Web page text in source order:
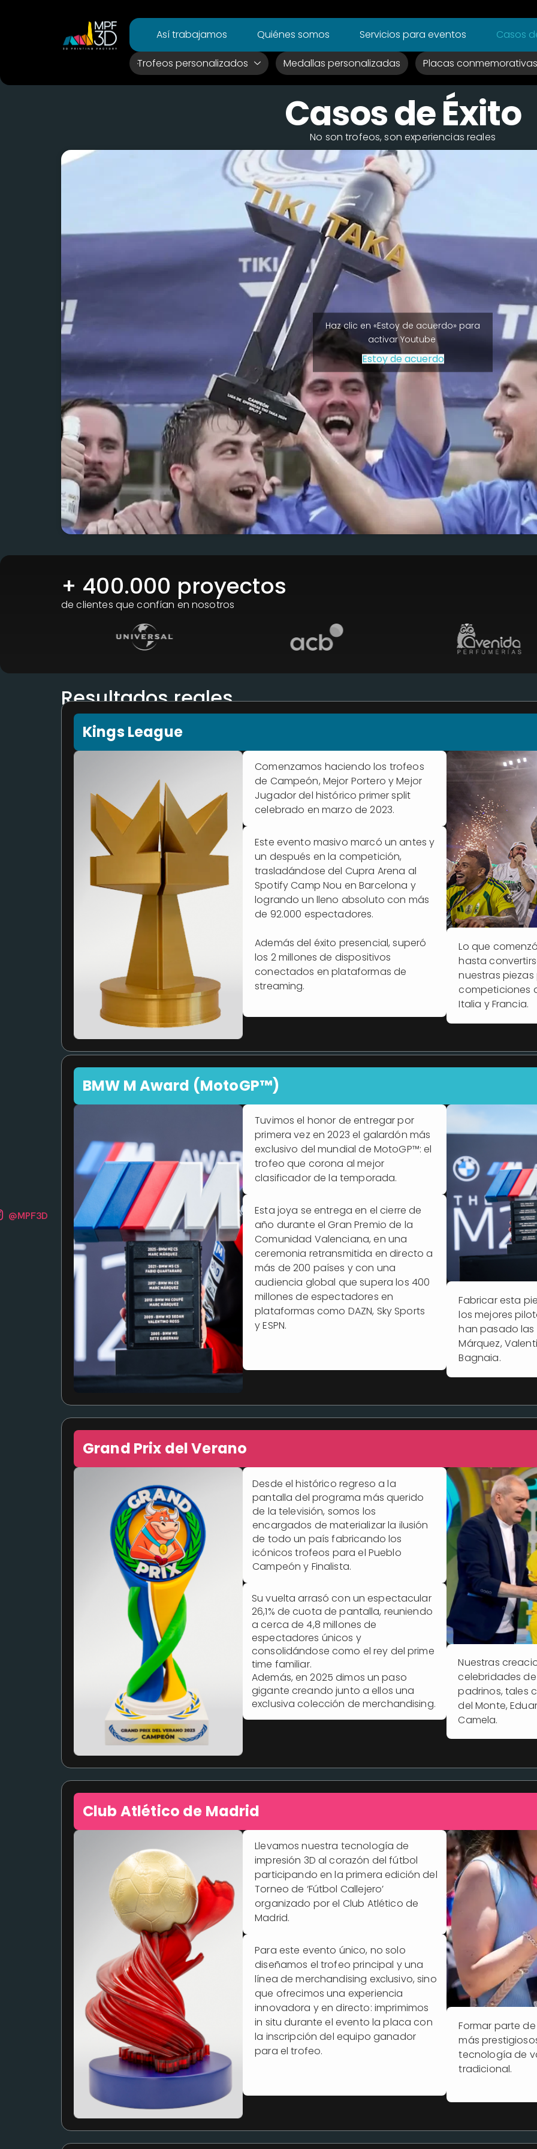
Así trabajamos Quiénes somos Servicios para eventos Casos
Trofeos personalizados Medallas personalizadas Placas conmemorativas
Casos de Éxito
No son trofeos, son experiencias reales
Haz clic en «Estoy de acuerdo» para
activar Youtube
Estoy de acuerdo
+ 400.000 proyectos
de clientes que confían en nosotros
Resultados reales
Kings League
Comenzamos haciendo los trofeos
de Campeón, Mejor Portero y Mejor
Jugador del histórico primer split
celebrado en marzo de 2023.
Este evento masivo marcó un antes y
un después en la competición,
trasladándose del Cupra Arena al
Spotify Camp Nou en Barcelona y
logrando un lleno absoluto con más
de 92.000 espectadores.
Además del éxito presencial, superó
los 2 millones de dispositivos
conectados en plataformas de
streaming.
Lo que
hasta
nuestras
competiciones
Italia y Francia.
BMW M Award (MotoGP™)
Tuvimos el honor de entregar por
primera vez en 2023 el galardón más
exclusivo del mundial de MotoGP™: el
trofeo que corona al mejor
clasificador de la temporada.
Esta joya se entrega en el cierre de
año durante el Gran Premio de la
Comunidad Valenciana, en una
ceremonia retransmitida en directo a
más de 200 países y con una
audiencia global que supera los 400
millones de espectadores en
plataformas como DAZN, Sky Sports
y ESPN.
Fabricar esta
los mejores
han pasado
Márquez,
Bagnaia.
Grand Prix del Verano
Desde el histórico regreso a la
pantalla del programa más querido
de la televisión, somos los
encargados de materializar la ilusión
de todo un país fabricando los
icónicos trofeos para el Pueblo
Campeón y Finalista.
Su vuelta arrasó con un espectacular
26,1% de cuota de pantalla, reuniendo
a cerca de 4,8 millones de
espectadores únicos y
consolidándose como el rey del prime
time familiar.
Además, en 2025 dimos un paso
gigante creando junto a ellos una
exclusiva colección de merchandising.
Nuestras
celebridades
padrinos, tales
del Monte,
Camela.
Club Atlético de Madrid
Llevamos nuestra tecnología de
impresión 3D al corazón del fútbol
participando en la primera edición del
Torneo de ‘Fútbol Callejero’
organizado por el Club Atlético de
Madrid.
Para este evento único, no solo
diseñamos el trofeo principal y una
línea de merchandising exclusivo, sino
que ofrecimos una experiencia
innovadora y en directo: imprimimos
in situ durante el evento la placa con
la inscripción del equipo ganador
para el trofeo.
Formar parte
más
tecnología de
tradicional.
@MPF3D